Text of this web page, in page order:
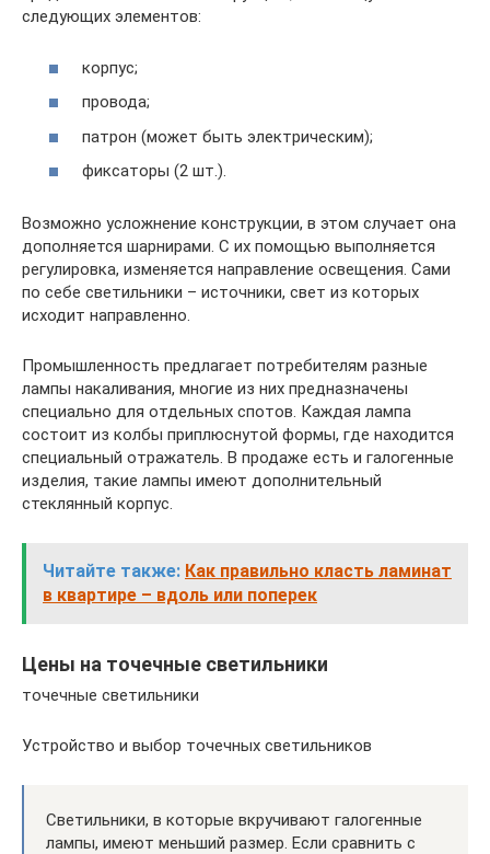
следующих элементов:
корпус;
провода;
патрон (может быть электрическим);
фиксаторы (2 шт.).
Возможно усложнение конструкции, в этом случает она
дополняется шарнирами. С их помощью выполняется
регулировка, изменяется направление освещения. Сами
по себе светильники – источники, свет из которых
исходит направленно.
Промышленность предлагает потребителям разные
лампы накаливания, многие из них предназначены
специально для отдельных спотов. Каждая лампа
состоит из колбы приплюснутой формы, где находится
специальный отражатель. В продаже есть и галогенные
изделия, такие лампы имеют дополнительный
стеклянный корпус.
Читайте также: Как правильно класть ламинат
в квартире – вдоль или поперек
Цены на точечные светильники
точечные светильники
Устройство и выбор точечных светильников
Светильники, в которые вкручивают галогенные
лампы, имеют меньший размер. Если сравнить с